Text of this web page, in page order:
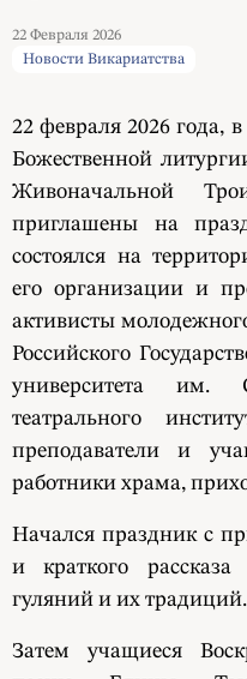
22 Февраля 2026
Новости Викариатства
22 февраля 2026 года,
Божественной
Живоначальной
приглашены на
состоялся на
его организации и
активисты
Российского
университета им.
театрального
преподаватели и
работники храма,
Начался праздник с
и краткого
гуляний и их традиций.
Затем учащиеся